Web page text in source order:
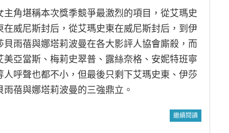
主角堪稱本次獎季競爭最激烈的項目，從艾瑪史
在威尼斯封后，從艾瑪史東在威尼斯封后，到伊
貝雨蓓與娜塔莉波曼在各大影評人協會廝殺，而
美亞當斯、梅莉史翠普、露絲奈格、安妮特班寧
人呼聲也都不小，但最後只剩下艾瑪史東、伊莎
雨蓓與娜塔莉波曼的三強鼎立。
繼續閱讀